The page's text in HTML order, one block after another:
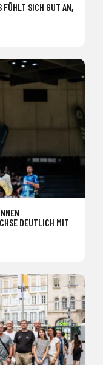
SICH GUT AN,
DEUTLICH MIT